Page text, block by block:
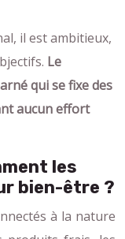
il est ambitieux,
Le
qui se fixe des
aucun effort
les
bien-être ?
à la nature